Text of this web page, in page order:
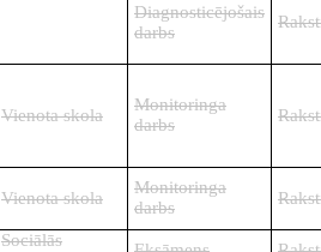
Diagnosticējošais
darbs
Vienota skola
Monitoringa
darbs
Vienota skola
Monitoringa
darbs
Sociālās